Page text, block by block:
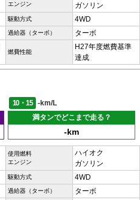
エンジン
ガソリン
駆動方式 4WD
過給器（ターボ） ターボ
燃費性能
H27年度燃費基準
達成
10・15
-km/L
満タンでどこまで走る？
-km
使用燃料
エンジン
ハイオク
ガソリン
駆動方式 4WD
過給器（ターボ） ターボ